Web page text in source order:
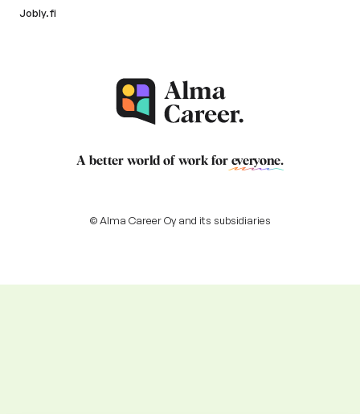
Jobly.fi
A better world of work for everyone.
© Alma Career Oy and its subsidiaries